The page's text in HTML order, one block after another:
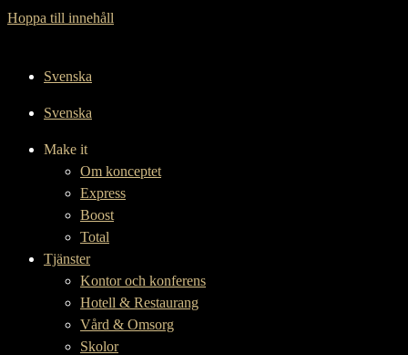
Hoppa till innehåll
Svenska
Svenska
Make it
Om konceptet
Express
Boost
Total
Tjänster
Kontor och konferens
Hotell & Restaurang
Vård & Omsorg
Skolor